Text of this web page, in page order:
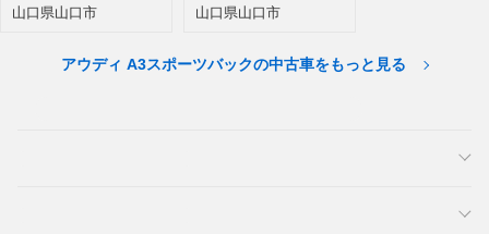
山口県山口市 山口県山口市
アウディ A3スポーツバックの中古車をもっと見る